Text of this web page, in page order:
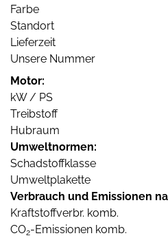
Farbe
Standort
Lieferzeit
Unsere Nummer
Motor:
kW / PS
Treibstoff
Hubraum
Umweltnormen:
Schadstoffklasse
Umweltplakette
Verbrauch und Emissionen
Kraftstoffverbr. komb.
CO2-Emissionen komb.